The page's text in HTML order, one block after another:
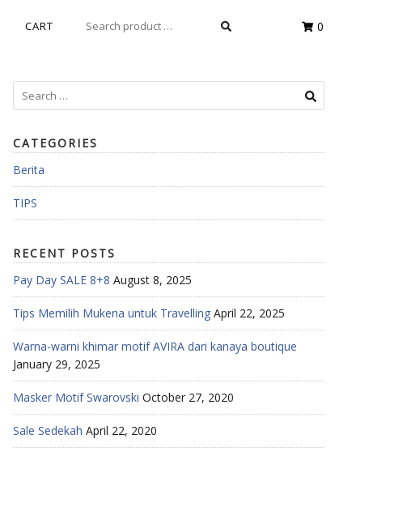
0
CART
SEARCH
Search
for:
CATEGORIES
Berita
TIPS
RECENT POSTS
Pay Day SALE 8+8 August 8, 2025
Tips Memilih Mukena untuk Travelling April 22, 2025
Warna-warni khimar motif AVIRA dari kanaya boutique
January 29, 2025
Masker Motif Swarovski October 27, 2020
Sale Sedekah April 22, 2020